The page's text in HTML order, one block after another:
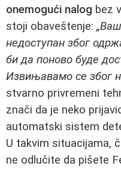
onemogući nalog bez
stoji obaveštenje:
недоступан због
би да поново буде
Извињавамо се због
stvarno privremeni
znači da je neko
automatski sistem
U takvim situacijama,
ne odlučite da pišete